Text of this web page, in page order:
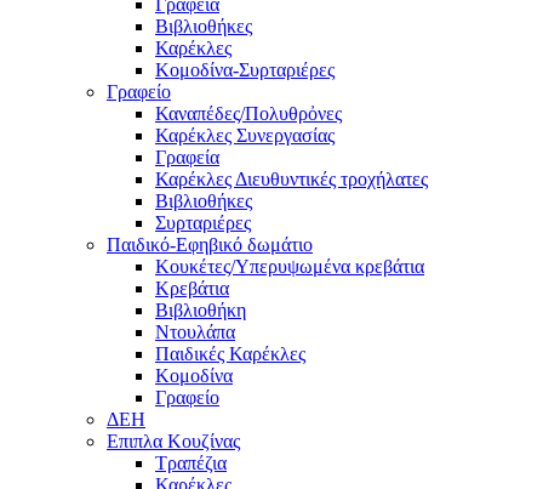
Γραφεία
Βιβλιοθήκες
Καρέκλες
Κομοδίνα-Συρταριέρες
Γραφείο
Καναπέδες/Πολυθρὀνες
Καρέκλες Συνεργασίας
Γραφεία
Καρέκλες Διευθυντικές τροχήλατες
Βιβλιοθήκες
Συρταριέρες
Παιδικό-Εφηβικό δωμάτιο
Κουκέτες/Υπερυψωμένα κρεβάτια
Κρεβάτια
Βιβλιοθήκη
Ντουλάπα
Παιδικές Καρέκλες
Κομοδίνα
Γραφείο
ΔΕΗ
Επιπλα Κουζίνας
Τραπέζια
Καρέκλες